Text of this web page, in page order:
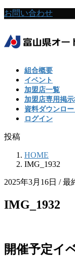
コ
テ
ン
ナ
ゲ
ー
お問い合わせ
組合概要
イベント
加盟店一覧
加盟店専用掲
資料ダウンロー
ログイン
投稿
HOME
IMG_1932
2025年3月16日 / 最
IMG_1932
開催予定イ